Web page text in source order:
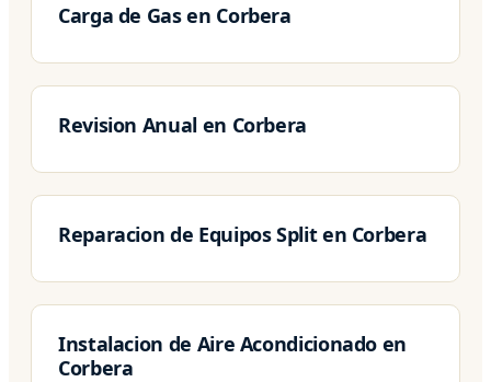
Carga de Gas en Corbera
Revision Anual en Corbera
Reparacion de Equipos Split en Corbera
Instalacion de Aire Acondicionado en
Corbera